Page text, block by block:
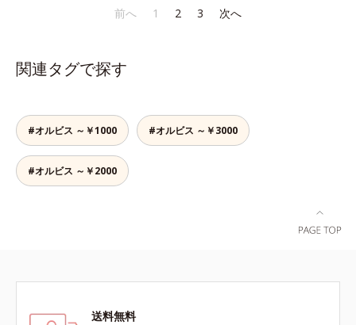
イライト効果も。お疲れ目元がスッ
が手放せない私たちにぴったりのア
イテムです。*1 肌の乾燥、キメの
燥によるくすみをケアする植物性保
湿成分*6 ブライトニングフィルタ
ー（酸化チタン、シリカ、マイカ、
酸化鉄、トリメトキシシリルジメチ
成分配合で、乾燥にゆらがない唇に
らケアで唇をそっといたわりなが
ら、メイク映えするしっとりやわら
ブラシに適量をとって、唇にやさし
くなじませてください。
に吸い付くようなしっとりもちもち
てください。
前へ 1 2 3 次へ
関連タグで探す
#オルビス ～￥1000 #オルビス ～￥3000
#オルビス ～￥2000
送料無料